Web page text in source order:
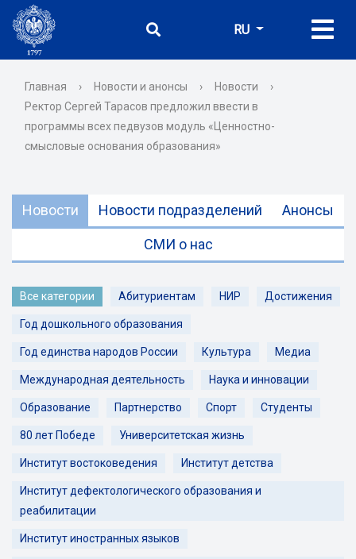
RU
Главная › Новости и анонсы › Новости
›
Ректор Сергей Тарасов предложил ввести в
программы всех педвузов модуль «Ценностно-
смысловые основания образования»
Новости Новости подразделений Анонсы
СМИ о нас
Все категории Абитуриентам НИР Достижения
Год дошкольного образования
Год единства народов России Культура Медиа
Международная деятельность Наука и инновации
Образование Партнерство Спорт Студенты
80 лет Победе Университетская жизнь
Институт востоковедения Институт детства
Институт дефектологического образования и
реабилитации
Институт иностранных языков